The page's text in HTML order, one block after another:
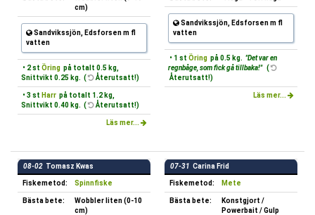
cm)
Sandvikssjön, Edsforsen m fl
vatten
• 2 st Öring på totalt 0.5 kg,
Snittvikt 0.25 kg. (
Återutsatt!)
• 3 st Harr på totalt 1.2 kg,
Snittvikt 0.40 kg. (
Återutsatt!)
Läs mer...
Sandvikssjön, Edsforsen m fl
vatten
• 1 st Öring på 0.5 kg. "Det var en
regnbåge, som fick gå tillbaka!" (
Återutsatt!)
Läs mer...
08-02 Tomasz Kwas
Fiskemetod: Spinnfiske
Bästa bete:
Wobbler liten (0-10
cm)
07-31 Carina Frid
Fiskemetod: Mete
Bästa bete:
Konstgjort /
Powerbait / Gulp